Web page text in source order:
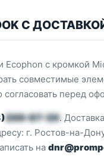
С
с кромкой
совместимые
перед
209-87-20.
г. Ростов-на-
на